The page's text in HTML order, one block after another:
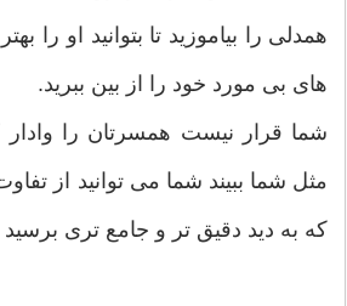
همدلی را بیاموزید تا بتوانید او را
های بی مورد خود را از بین ببرید.
شما قرار نیست همسرتان را وادار
مثل شما ببیند شما می توانید از
که به دید دقیق تر و جامع تری برسید